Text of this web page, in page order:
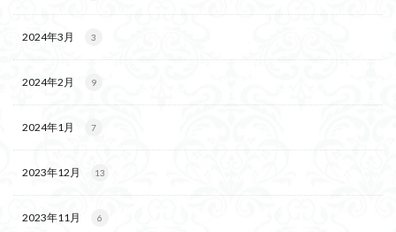
2024年3月 3
2024年2月 9
2024年1月 7
2023年12月 13
2023年11月 6